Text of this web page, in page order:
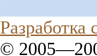
Разработка
©